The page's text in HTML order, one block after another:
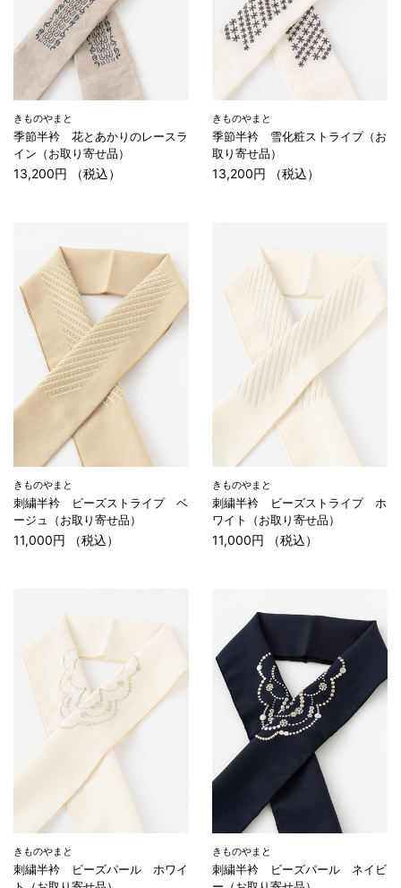
きものやまと
季節半衿 花とあかりのレースラ
イン（お取り寄せ品）
13,200円 （税込）
きものやまと
季節半衿 雪化粧ストライプ（お
取り寄せ品）
13,200円 （税込）
きものやまと
刺繍半衿 ビーズストライプ ベ
ージュ（お取り寄せ品）
11,000円 （税込）
きものやまと
刺繍半衿 ビーズストライプ ホ
ワイト（お取り寄せ品）
11,000円 （税込）
きものやまと
刺繍半衿 ビーズパール ホワイ
きものやまと
刺繍半衿 ビーズパール ネイビ